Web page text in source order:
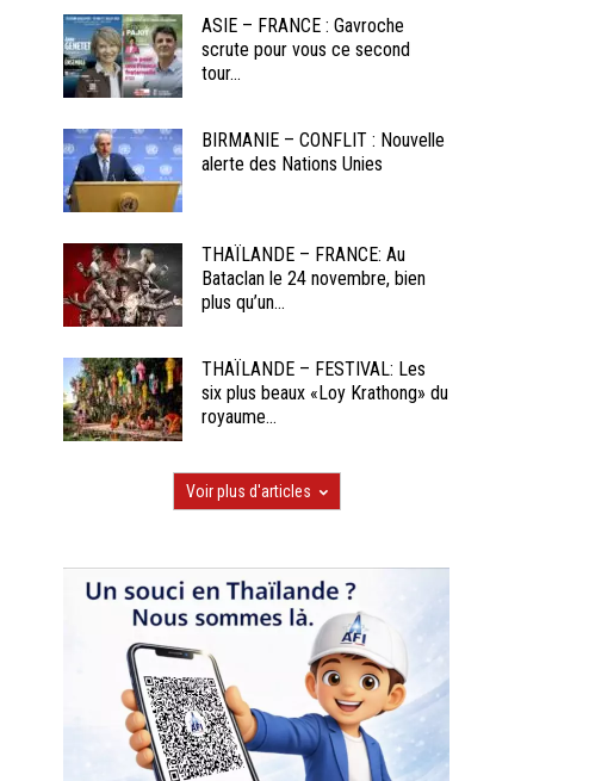
ASIE – FRANCE : Gavroche
scrute pour vous ce second
tour...
BIRMANIE – CONFLIT : Nouvelle
alerte des Nations Unies
THAÏLANDE – FRANCE: Au
Bataclan le 24 novembre, bien
plus qu’un...
THAÏLANDE – FESTIVAL: Les
six plus beaux «Loy Krathong» du
royaume...
Voir plus d'articles